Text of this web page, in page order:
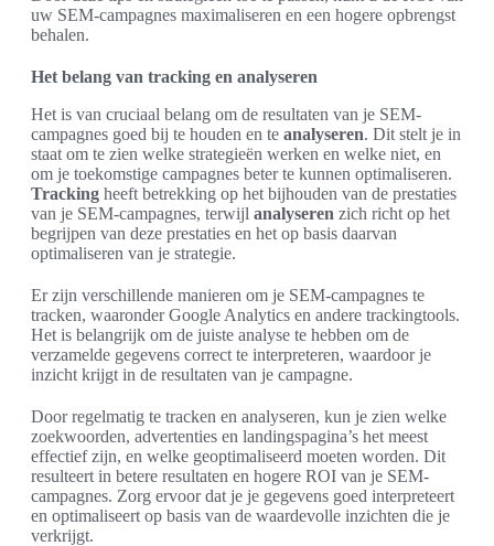
uw SEM-campagnes maximaliseren en een hogere opbrengst
behalen.
Het belang van tracking en analyseren
Het is van cruciaal belang om de resultaten van je SEM-
campagnes goed bij te houden en te analyseren. Dit stelt je in
staat om te zien welke strategieën werken en welke niet, en
om je toekomstige campagnes beter te kunnen optimaliseren.
Tracking heeft betrekking op het bijhouden van de prestaties
van je SEM-campagnes, terwijl analyseren zich richt op het
begrijpen van deze prestaties en het op basis daarvan
optimaliseren van je strategie.
Er zijn verschillende manieren om je SEM-campagnes te
tracken, waaronder Google Analytics en andere trackingtools.
Het is belangrijk om de juiste analyse te hebben om de
verzamelde gegevens correct te interpreteren, waardoor je
inzicht krijgt in de resultaten van je campagne.
Door regelmatig te tracken en analyseren, kun je zien welke
zoekwoorden, advertenties en landingspagina’s het meest
effectief zijn, en welke geoptimaliseerd moeten worden. Dit
resulteert in betere resultaten en hogere ROI van je SEM-
campagnes. Zorg ervoor dat je je gegevens goed interpreteert
en optimaliseert op basis van de waardevolle inzichten die je
verkrijgt.